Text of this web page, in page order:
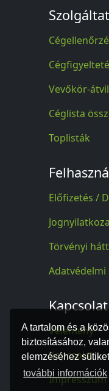
A tartalom és a
biztosításához,
elemzéséhez
további információk
Vevőkör-
Céglista
Toplisták
Előfizetés /
Törvényi
Kapcsolat
Vélemény
Kapcsolat
Impresszum